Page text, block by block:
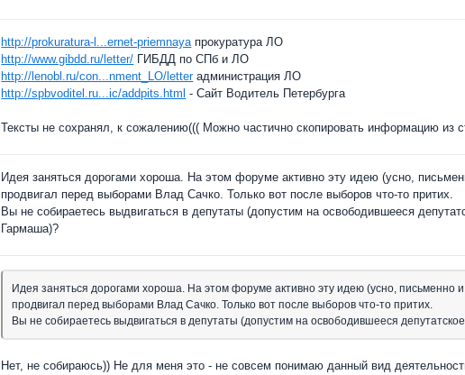
http://prokuratura-l...ernet-priemnayaпрокуратура ЛО
http://www.gibdd.ru/letter/ ГИБДД по СПб и ЛО
http://lenobl.ru/con...nment_LO/letterадминистрация ЛО
http://spbvoditel.ru...ic/addpits.html - Сайт Водитель Петербурга
Тексты не сохранял, к сожалению((( Можно частично скопировать информацию из
Идея заняться дорогами хороша. На этом форуме активно эту идею (усно,
продвигал перед выборами Влад Сачко. Только вот после выборов что-то притих.
Вы не собираетесь выдвигаться в депутаты (допустим на освободившееся
Гармаша)?
Идея заняться дорогами хороша. На этом форуме активно эту идею (усно, письменно и
продвигал перед выборами Влад Сачко. Только вот после выборов что-то притих.
Вы не собираетесь выдвигаться в депутаты (допустим на освободившееся
Нет, не собираюсь)) Не для меня это - не совсем понимаю данный вид